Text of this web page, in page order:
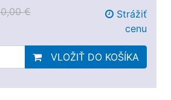
€
Strážiť
cenu
VLOŽIŤ DO KOŠÍKA